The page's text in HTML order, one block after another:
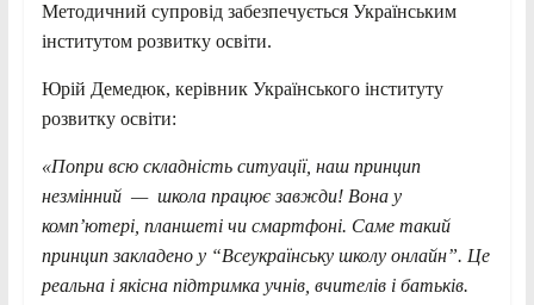
Методичний супровід забезпечується Українським
інститутом розвитку освіти.
Юрій Демедюк, керівник Українського інституту
розвитку освіти:
«Попри всю складність ситуації, наш принцип
незмінний — школа працює завжди! Вона у
комп’ютері, планшеті чи смартфоні. Саме такий
принцип закладено у “Всеукраїнську школу онлайн”. Це
реальна і якісна підтримка учнів, вчителів і батьків.